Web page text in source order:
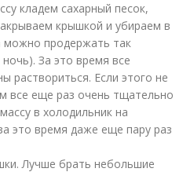
кладем сахарный песок,
крышкой и убираем в
можно продержать так
За это время все
раствориться. Если этого не
все еще раз очень тщательно
в холодильник на
это время даже еще пару раз
Лучше брать небольшие